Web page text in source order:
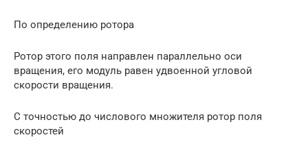
По определению ротора
Ротор этого поля направлен параллельно оси
вращения, его модуль равен удвоенной угловой
скорости вращения.
С точностью до числового множителя ротор поля
скоростей